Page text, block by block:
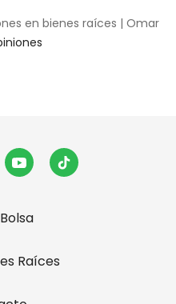
en bienes raíces | Omar
Raíces